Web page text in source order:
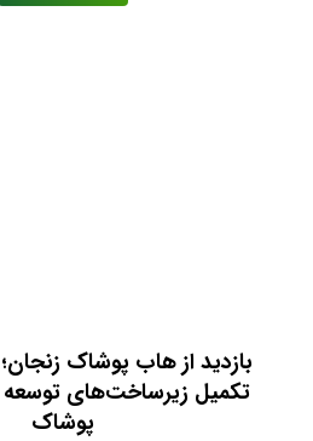
بازدید از هاب پوشاک
تکمیل زیرساخت‌های
پوشاک